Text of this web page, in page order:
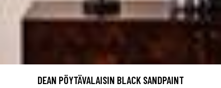
DEAN PÖYTÄVALAISIN BLACK SANDPAINT